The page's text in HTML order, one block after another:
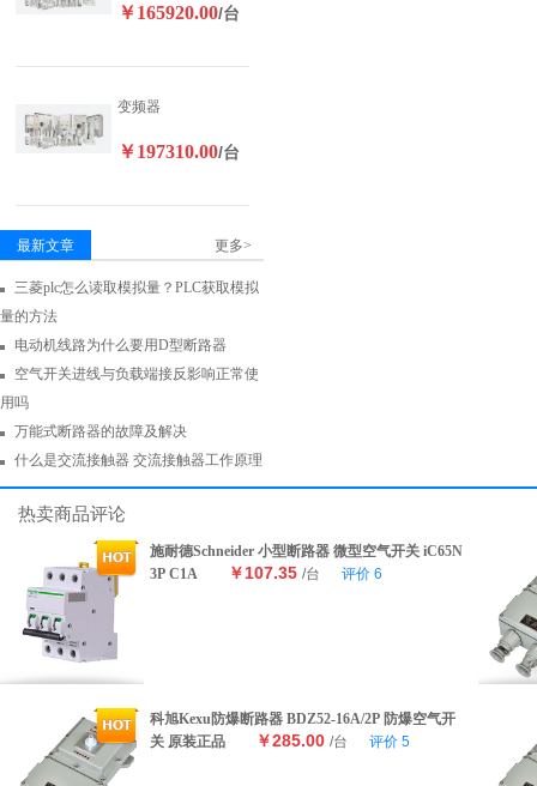
￥165920.00/台
变频器
￥197310.00/台
最新文章 更多>
三菱plc怎么读取模拟量？PLC获取模拟
量的方法
电动机线路为什么要用D型断路器
空气开关进线与负载端接反影响正常使
用吗
万能式断路器的故障及解决
什么是交流接触器 交流接触器工作原理
热卖商品评论
施耐德Schneider 小型断路器 微型空气开关 iC65N
3P C1A
￥107.35 /台 评价 6
科旭Kexu防爆断路器 BDZ52-16A/2P 防爆空气开
关 原装正品
￥285.00 /台 评价 5